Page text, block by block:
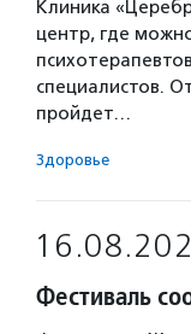
Клиника
центр, где
специалистов.
пройдет…
Здоровье
Фестиваль